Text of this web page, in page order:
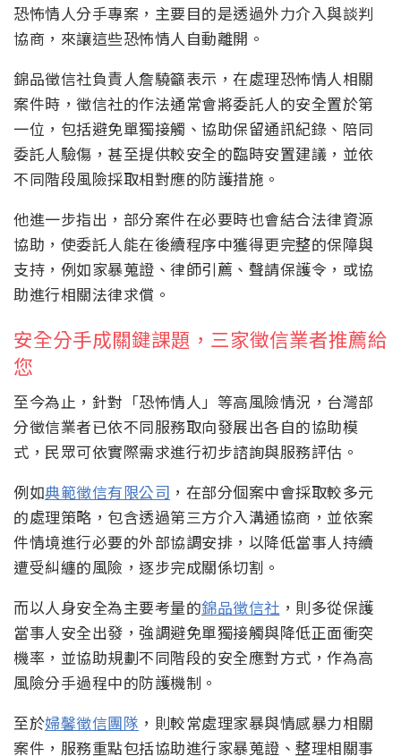
恐怖情人分手專案，主要目的是透過外力介入與談判
協商，來讓這些恐怖情人自動離開。
錦品徵信社負責人詹驍籲表示，在處理恐怖情人相關
案件時，徵信社的作法通常會將委託人的安全置於第
一位，包括避免單獨接觸、協助保留通訊紀錄、陪同
委託人驗傷，甚至提供較安全的臨時安置建議，並依
不同階段風險採取相對應的防護措施。
他進一步指出，部分案件在必要時也會結合法律資源
協助，使委託人能在後續程序中獲得更完整的保障與
支持，例如家暴蒐證、律師引薦、聲請保護令，或協
助進行相關法律求償。
安全分手成關鍵課題，三家徵信業者推薦給
您
至今為止，針對「恐怖情人」等高風險情況，台灣部
分徵信業者已依不同服務取向發展出各自的協助模
式，民眾可依實際需求進行初步諮詢與服務評估。
例如典範徵信有限公司 ，在部分個案中會採取較多元
的處理策略，包含透過第三方介入溝通協商，並依案
件情境進行必要的外部協調安排，以降低當事人持續
遭受糾纏的風險，逐步完成關係切割。
而以人身安全為主要考量的錦品徵信社 ，則多從保護
當事人安全出發，強調避免單獨接觸與降低正面衝突
機率，並協助規劃不同階段的安全應對方式，作為高
風險分手過程中的防護機制。
至於婦馨徵信團隊 ，則較常處理家暴與情感暴力相關
案件，服務重點包括協助進行家暴蒐證、整理相關事